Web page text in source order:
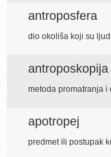
antroposfera
dio okoliša koji su
antroposkopija
metoda promatranja
apotropej
predmet ili postupak